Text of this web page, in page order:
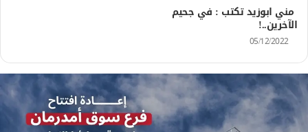
مني ابوزيد تكتب : في جحيم
الآخرين..!
05/12/2022